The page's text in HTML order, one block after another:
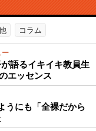
コラム
ー
語るイキイキ教員生
エッセンス
うにも「全裸だから